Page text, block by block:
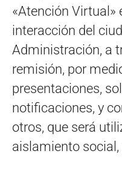
«Atención Virtual»
interacción del
Administración, a
remisión, por
presentaciones,
notificaciones, y
otros, que será
aislamiento